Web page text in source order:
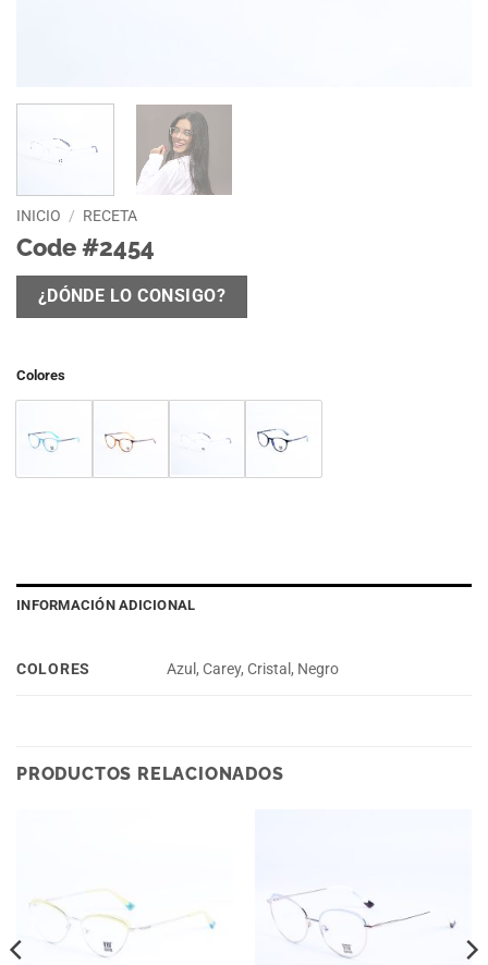
INICIO / RECETA
Code #2454
¿DÓNDE LO CONSIGO?
Colores
INFORMACIÓN ADICIONAL
COLORES Azul, Carey, Cristal, Negro
PRODUCTOS RELACIONADOS